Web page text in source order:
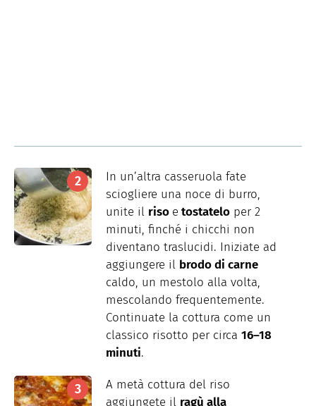
In un’altra casseruola fate
sciogliere una noce di burro,
unite il riso e tostatelo per 2
minuti, finché i chicchi non
diventano traslucidi. Iniziate ad
aggiungere il brodo di carne
caldo, un mestolo alla volta,
mescolando frequentemente.
Continuate la cottura come un
classico risotto per circa 16–18
minuti.
A metà cottura del riso
aggiungete il ragù alla